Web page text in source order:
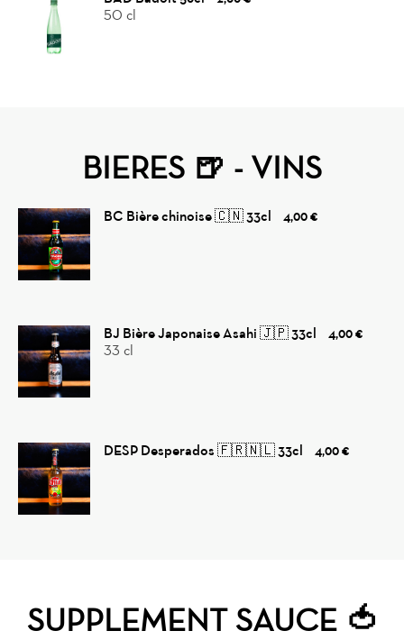
50 cl
BIERES 🍺 - VINS
BC Bière chinoise 🇨🇳 33cl 4,00 €
BJ Bière Japonaise Asahi 🇯🇵 33cl
4,00 €
33 cl
DESP Desperados 🇫🇷🇳🇱 33cl 4,00 €
SUPPLEMENT SAUCE 🍅